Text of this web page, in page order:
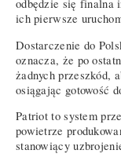
odbędzie się finalna
ich pierwsze
Dostarczenie do
oznacza, że po
żadnych przeszkód,
osiągając gotowość
Patriot to system
powietrze
stanowiący